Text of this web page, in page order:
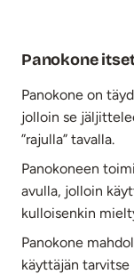
Panokone
Panokone on
jolloin se
”rajulla” tavalla.
Panokoneen
avulla, jolloin
kulloisenkin
Panokone
käyttäjän